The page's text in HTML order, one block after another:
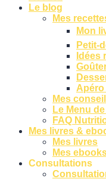
Le blog
Mes
Mon
Petit-
Idées
Mes
Le Menu
FAQ
Mes livres &
Mes livres
Mes
Consultations